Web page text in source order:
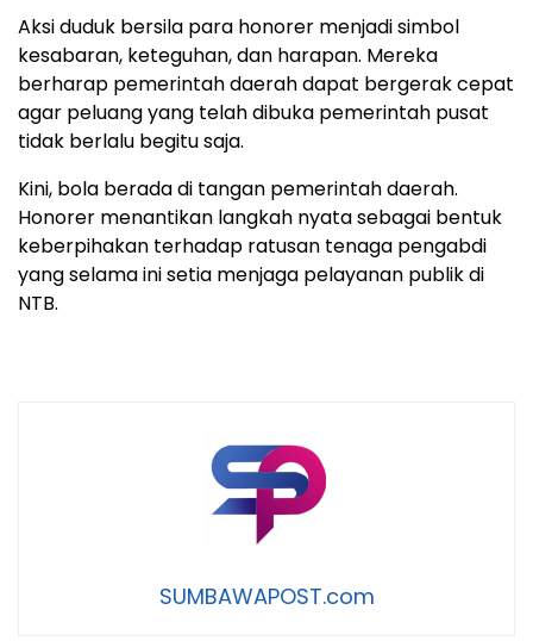
Aksi duduk bersila para honorer menjadi simbol
kesabaran, keteguhan, dan harapan. Mereka
berharap pemerintah daerah dapat bergerak cepat
agar peluang yang telah dibuka pemerintah pusat
tidak berlalu begitu saja.
Kini, bola berada di tangan pemerintah daerah.
Honorer menantikan langkah nyata sebagai bentuk
keberpihakan terhadap ratusan tenaga pengabdi
yang selama ini setia menjaga pelayanan publik di
NTB.
SUMBAWAPOST.com